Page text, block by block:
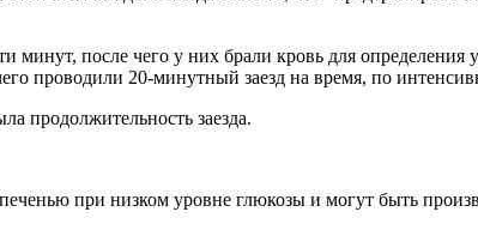
минут, после чего у них брали кровь для
проводили 20-минутный заезд на время, по
продолжительность заезда.
при низком уровне глюкозы и могут быть